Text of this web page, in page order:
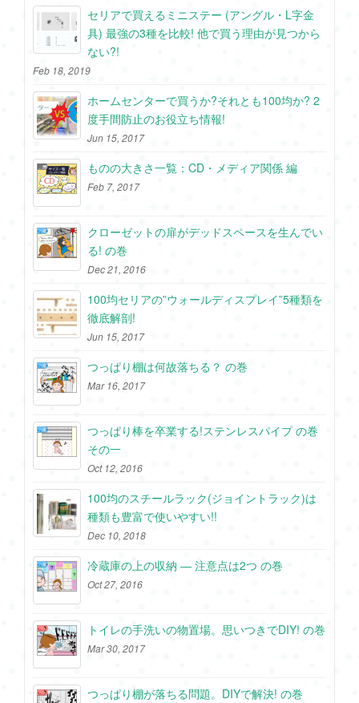
セリアで買えるミニステー (アングル・L字金
具) 最強の3種を比較! 他で買う理由が見つから
ない?!
Feb 18, 2019
ホームセンターで買うか?それとも100均か? 2
度手間防止のお役立ち情報!
Jun 15, 2017
ものの大きさ一覧：CD・メディア関係 編
Feb 7, 2017
クローゼットの扉がデッドスペースを生んでい
る! の巻
Dec 21, 2016
100均セリアの”ウォールディスプレイ”5種類を
徹底解剖!
Jun 15, 2017
つっぱり棚は何故落ちる？ の巻
Mar 16, 2017
つっぱり棒を卒業する!ステンレスパイプ の巻
その一
Oct 12, 2016
100均のスチールラック(ジョイントラック)は
種類も豊富で使いやすい!!
Dec 10, 2018
冷蔵庫の上の収納 ― 注意点は2つ の巻
Oct 27, 2016
トイレの手洗いの物置場。思いつきでDIY! の巻
Mar 30, 2017
つっぱり棚が落ちる問題。DIYで解決! の巻